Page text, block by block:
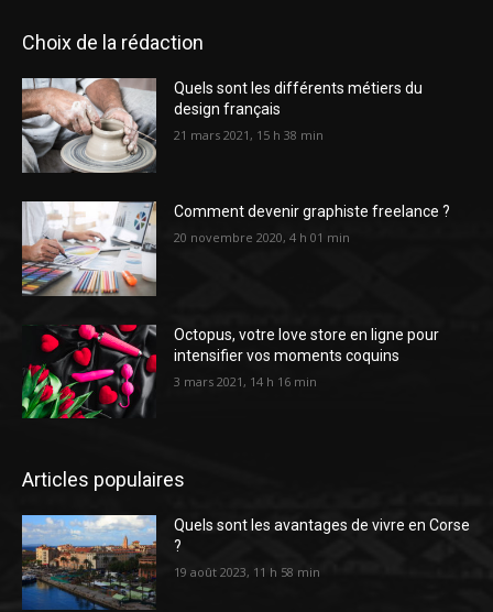
Choix de la rédaction
Quels sont les différents métiers du
design français
21 mars 2021, 15 h 38 min
Comment devenir graphiste freelance ?
20 novembre 2020, 4 h 01 min
Octopus, votre love store en ligne pour
intensifier vos moments coquins
3 mars 2021, 14 h 16 min
Articles populaires
Quels sont les avantages de vivre en Corse
?
19 août 2023, 11 h 58 min